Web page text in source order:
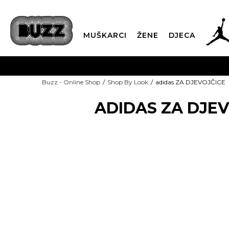
MUŠKARCI ŽENE DJECA
Buzz - Online Shop Shop By Look adidas ZA DJEVOJČICE
ADIDAS ZA